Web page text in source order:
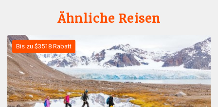
Ähnliche Reisen
Bis zu $3518 Rabatt